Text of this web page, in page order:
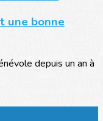
une bonne
depuis un an à